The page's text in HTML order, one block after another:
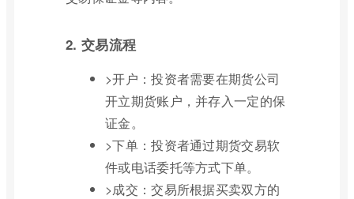
2. 交易流程
>开户：投资者需要在期货公司
开立期货账户，并存入一定的保
证金。
>下单：投资者通过期货交易软
件或电话委托等方式下单。
>成交：交易所根据买卖双方的